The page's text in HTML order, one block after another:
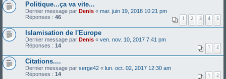
Politique...ça va vite...
Dernier message par Denis « mar. juin 19, 2018 10:21 pm
Réponses : 46 1 2 3 4 5
Islamisation de l'Europe
Dernier message par Denis « ven. nov. 10, 2017 7:41 pm
Réponses : 14 1 2
Citations....
Dernier message par serge42 « lun. oct. 02, 2017 12:30 am
Réponses : 14 1 2